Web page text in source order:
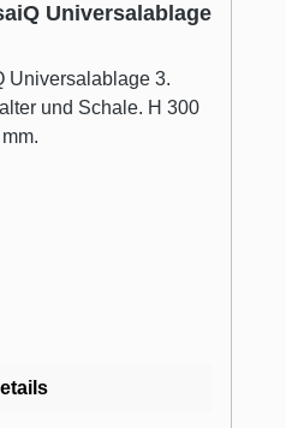
Universalablage
Universalablage 3.
und Schale. H 300